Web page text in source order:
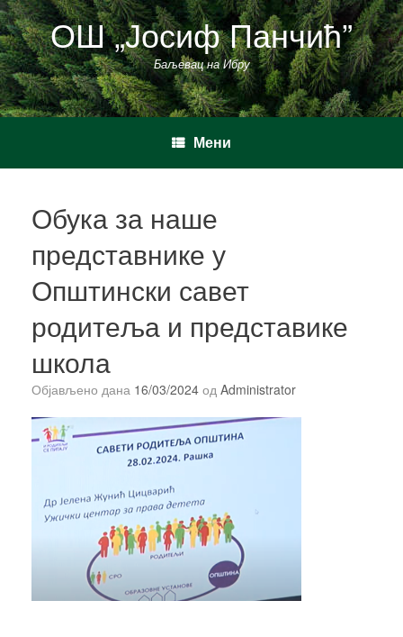
Пређи
на
садржај ОШ „Јосиф Панчић”
Баљевац на Ибру
Мени
Обука за наше
представнике у
Општински савет
родитеља и представике
школа
Објављено дана 16/03/2024 од Administrator